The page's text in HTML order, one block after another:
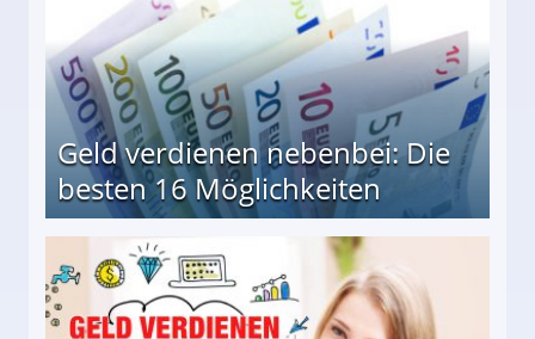
Geld verdienen nebenbei: Die
besten 16 Möglichkeiten